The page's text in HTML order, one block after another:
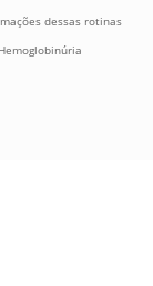
dessas rotinas